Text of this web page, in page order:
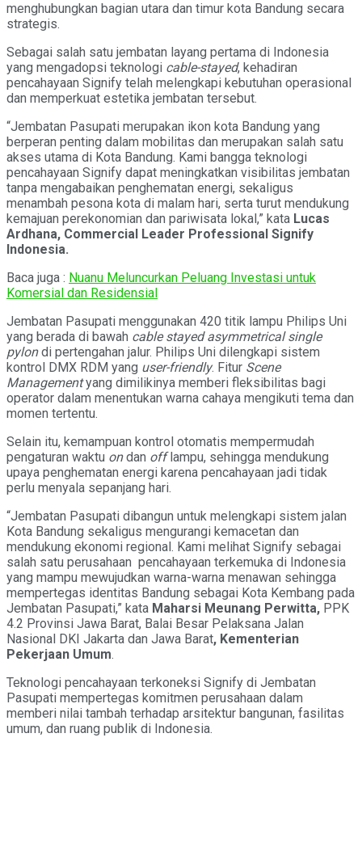
menghubungkan bagian utara dan timur kota Bandung secara
strategis.
Sebagai salah satu jembatan layang pertama di Indonesia
yang mengadopsi teknologi cable-stayed, kehadiran
pencahayaan Signify telah melengkapi kebutuhan operasional
dan memperkuat estetika jembatan tersebut.
“Jembatan Pasupati merupakan ikon kota Bandung yang
berperan penting dalam mobilitas dan merupakan salah satu
akses utama di Kota Bandung. Kami bangga teknologi
pencahayaan Signify dapat meningkatkan visibilitas jembatan
tanpa mengabaikan penghematan energi, sekaligus
menambah pesona kota di malam hari, serta turut mendukung
kemajuan perekonomian dan pariwisata lokal,” kata Lucas
Ardhana, Commercial Leader Professional Signify
Indonesia.
Baca juga : Nuanu Meluncurkan Peluang Investasi untuk
Komersial dan Residensial
Jembatan Pasupati menggunakan 420 titik lampu Philips Uni
yang berada di bawah cable stayed asymmetrical single
pylondi pertengahan jalur. Philips Uni dilengkapi sistem
kontrol DMX RDM yang user-friendly. Fitur Scene
Managementyang dimilikinya memberi fleksibilitas bagi
operator dalam menentukan warna cahaya mengikuti tema dan
momen tertentu.
Selain itu, kemampuan kontrol otomatis mempermudah
pengaturan waktu ondan offlampu, sehingga mendukung
upaya penghematan energi karena pencahayaan jadi tidak
perlu menyala sepanjang hari.
“Jembatan Pasupati dibangun untuk melengkapi sistem jalan
Kota Bandung sekaligus mengurangi kemacetan dan
mendukung ekonomi regional. Kami melihat Signify sebagai
salah satu perusahaan pencahayaan terkemuka di Indonesia
yang mampu mewujudkan warna-warna menawan sehingga
mempertegas identitas Bandung sebagai Kota Kembang pada
Jembatan Pasupati,” kata Maharsi Meunang Perwitta, PPK
4.2 Provinsi Jawa Barat, Balai Besar Pelaksana Jalan
Nasional DKI Jakarta dan Jawa Barat, Kementerian
Pekerjaan Umum.
Teknologi pencahayaan terkoneksi Signify di Jembatan
Pasupati mempertegas komitmen perusahaan dalam
memberi nilai tambah terhadap arsitektur bangunan, fasilitas
umum, dan ruang publik di Indonesia.